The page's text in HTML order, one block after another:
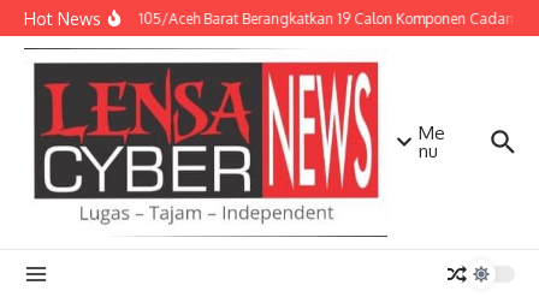
Lewati ke konten
Hot NewsKodim 0105/Aceh Barat Berangkatkan 19 Calon Komponen
Me
nu